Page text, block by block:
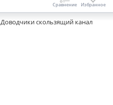
Доводчики скользящий канал